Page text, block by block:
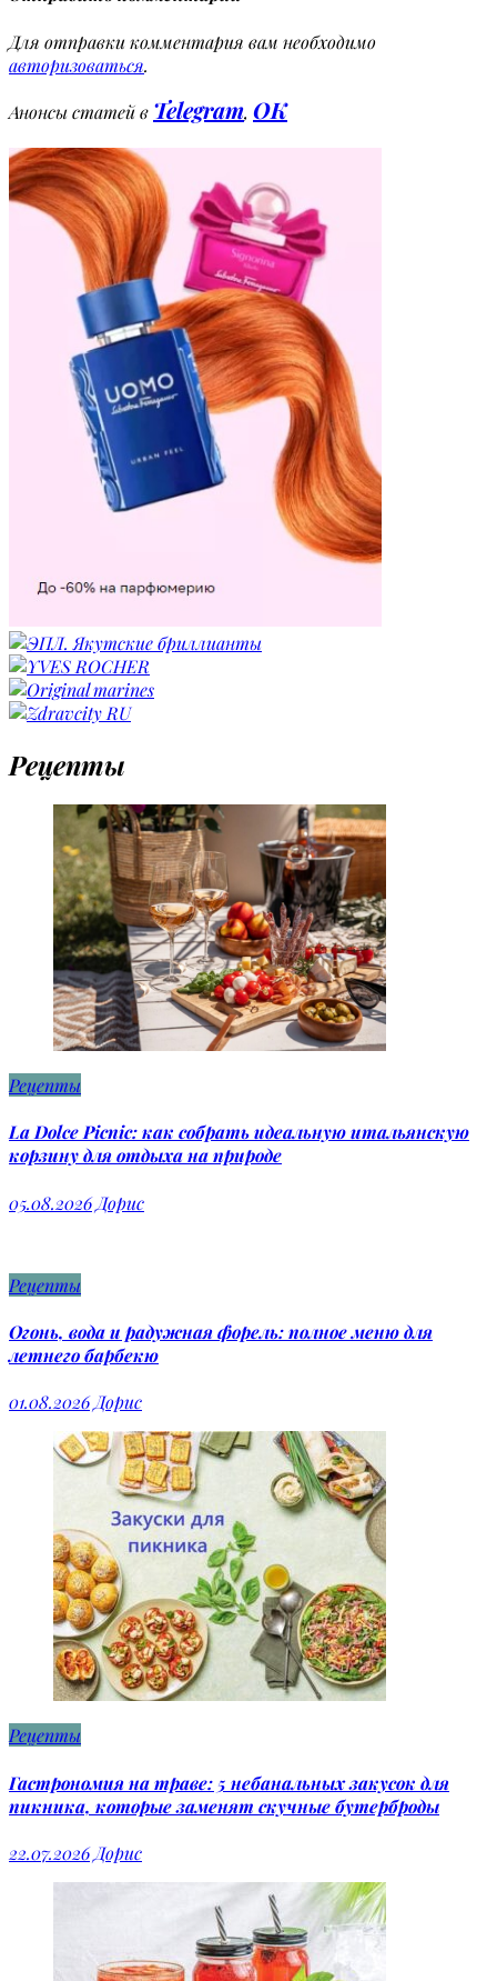
Для отправки комментария вам необходимо
авторизоваться.
Анонсы статей в Telegram, OK
Рецепты
Рецепты
La Dolce Picnic: как собрать идеальную итальянскую
корзину для отдыха на природе
05.08.2026 Дорис
Рецепты
Огонь, вода и радужная форель: полное меню для
летнего барбекю
01.08.2026Дорис
Рецепты
Гастрономия на траве: 5 небанальных закусок для
пикника, которые заменят скучные бутерброды
22.07.2026 Дорис